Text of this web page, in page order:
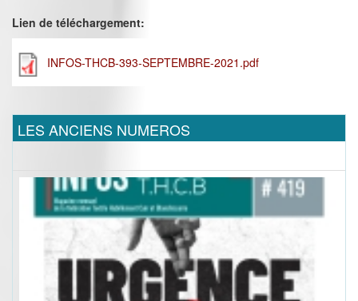
Lien de téléchargement:
INFOS-THCB-393-SEPTEMBRE-2021.pdf
LES ANCIENS NUMEROS